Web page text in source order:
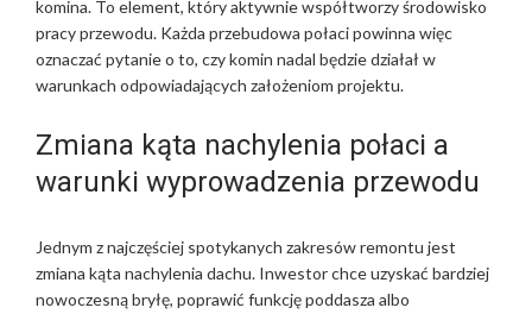
Z
D
E
M
P
Ü
R
A
komina. To element, który aktywnie współtworzy środowisko
pracy przewodu. Każda przebudowa połaci powinna więc
oznaczać pytanie o to, czy komin nadal będzie działał w
warunkach odpowiadających założeniom projektu.
Zmiana kąta nachylenia połaci a
warunki wyprowadzenia przewodu
Jednym z najczęściej spotykanych zakresów remontu jest
zmiana kąta nachylenia dachu. Inwestor chce uzyskać bardziej
nowoczesną bryłę, poprawić funkcję poddasza albo